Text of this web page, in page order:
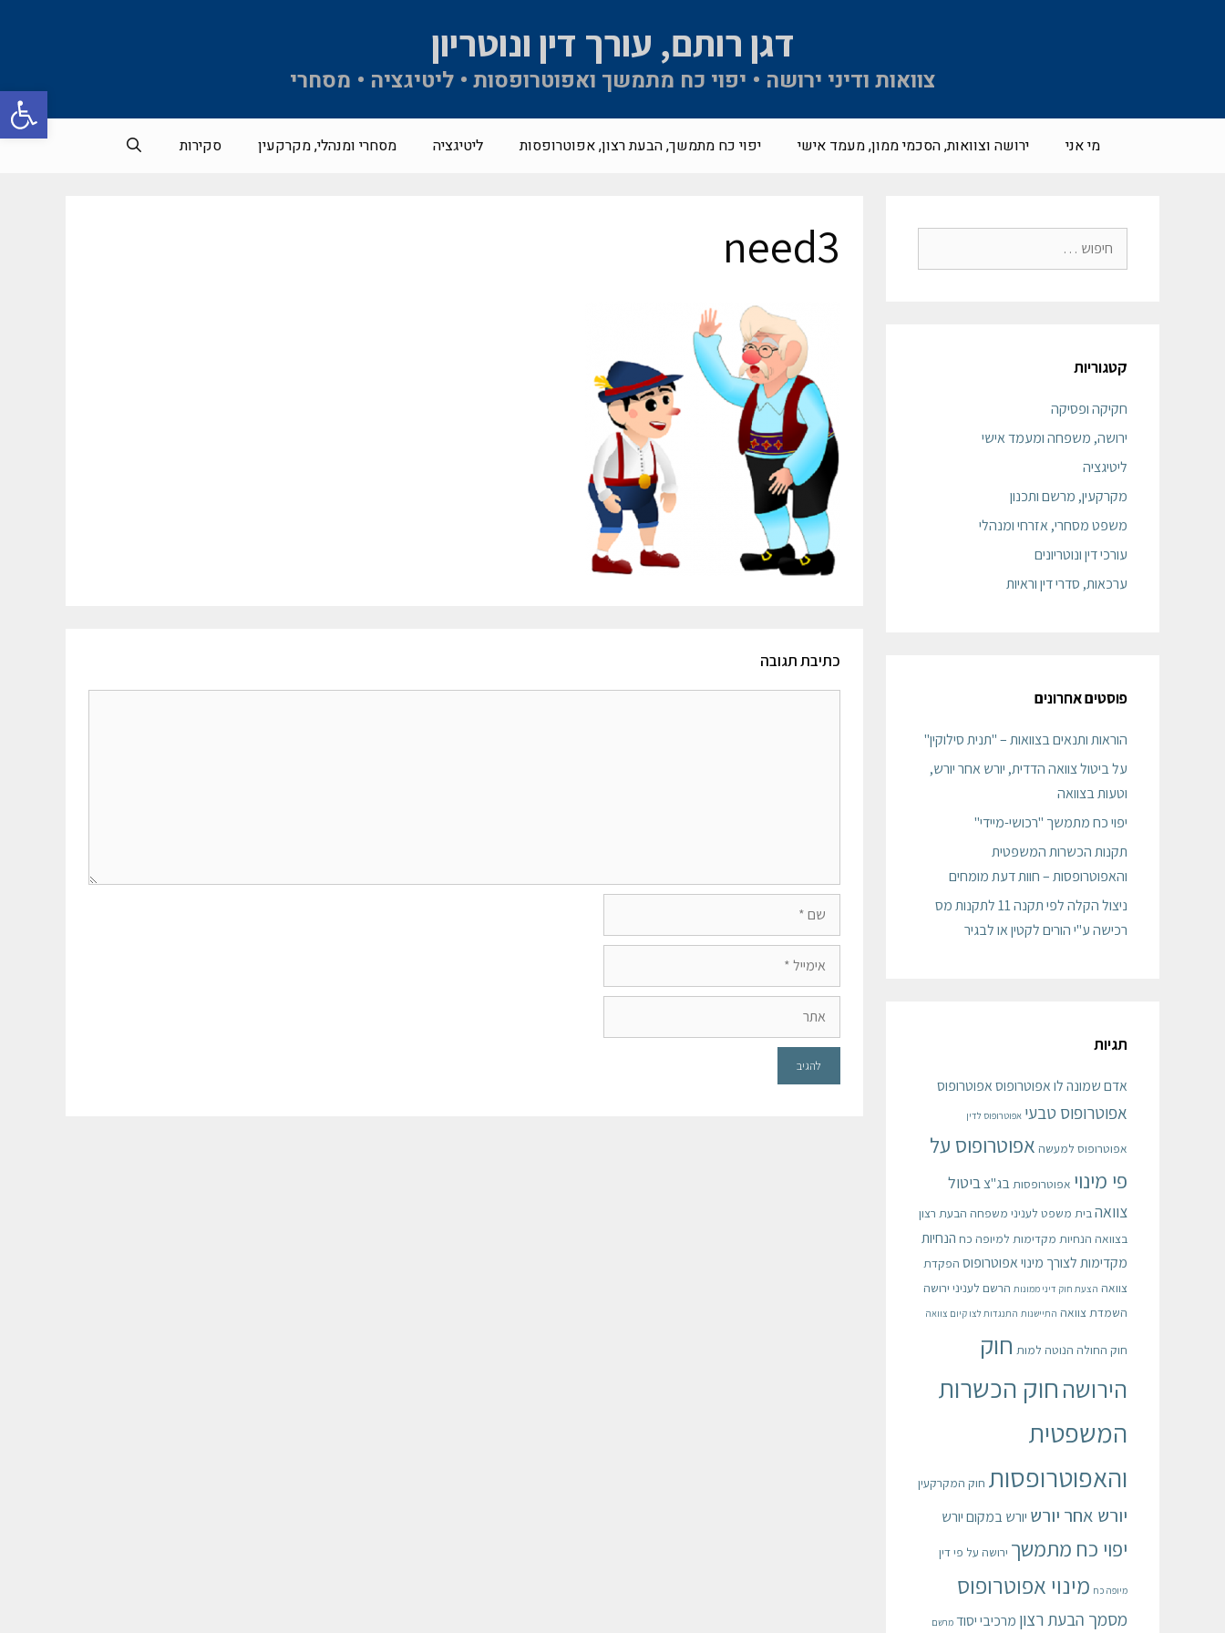
פתח
דגן רותם, עורך דין ונוטריון
צוואות ודיני ירושה • יפוי כח מתמשך ואפוטרופסות • ליטיגציה • מסחרי
מי אני ירושה וצוואות, הסכמי ממון, מעמד אישי יפוי כח מתמשך, הבעת רצון, אפוטרופסות ליטיגציה מסחרי ומנהלי, מקרקעין סקירות
need3
כתיבת תגובה
קטגוריות
חקיקה ופסיקה
ירושה, משפחה ומעמד אישי
ליטיגציה
מקרקעין, מרשם ותכנון
משפט מסחרי, אזרחי ומנהלי
עורכי דין ונוטריונים
ערכאות, סדרי דין וראיות
פוסטים אחרונים
הוראות ותנאים בצוואות – "תנית סילוקין"
על ביטול צוואה הדדית, יורש אחר יורש,
וטעות בצוואה
יפוי כח מתמשך "רכושי-מיידי"
תקנות הכשרות המשפטית
והאפוטרופסות – חוות דעת מומחים
ניצול הקלה לפי תקנה 11 לתקנות מס
רכישה ע"י הורים לקטין או לבגיר
תגיות
אדם שמונה לו אפוטרופוסאפוטרופוס
אפוטרופוס טבעי אפוטרופוס לדין
אפוטרופוס למעשה אפוטרופוס על
פי מינוי אפוטרופסותבג"צביטול
צוואהבית משפט לעניני משפחה הבעת רצון
בצוואה הנחיות מקדימות למיופה כח הנחיות
מקדימות לצורך מינוי אפוטרופוס הפקדת
צוואה הצעת חוק דיני ממונות הרשם לעניני ירושה
השמדת צוואה התיישנות התנגדות לצו קיום צוואה
חוק החולה הנוטה למות חוק
הירושהחוק הכשרות
המשפטית
והאפוטרופסות חוק המקרקעין
יורש אחר יורש יורש במקום יורש
יפוי כח מתמשך ירושה על פי דין
מיופה כח מינוי אפוטרופוס
מסמך הבעת רצון מרכיבי יסוד מרשם